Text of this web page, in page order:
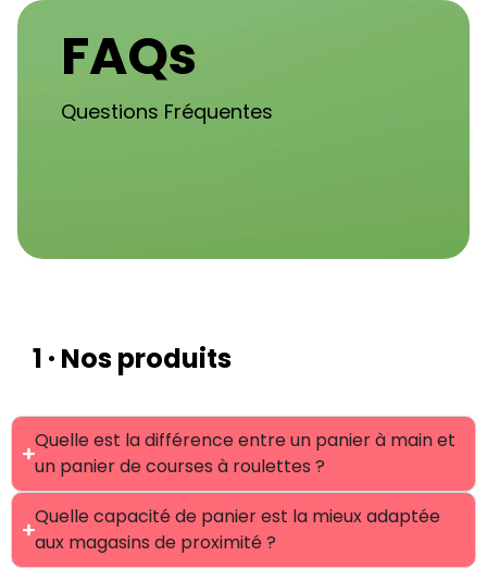
FAQs
Questions Fréquentes
1 · Nos produits
Quelle est la différence entre un panier à main et
un panier de courses à roulettes ?
Quelle capacité de panier est la mieux adaptée
aux magasins de proximité ?